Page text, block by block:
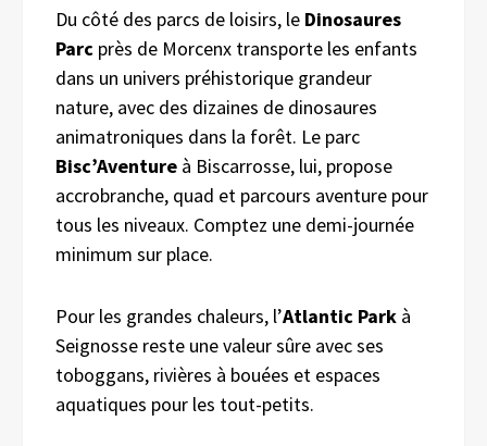
Du côté des parcs de loisirs, le Dinosaures
Parc près de Morcenx transporte les enfants
dans un univers préhistorique grandeur
nature, avec des dizaines de dinosaures
animatroniques dans la forêt. Le parc
Bisc’Aventure à Biscarrosse, lui, propose
accrobranche, quad et parcours aventure pour
tous les niveaux. Comptez une demi-journée
minimum sur place.
Pour les grandes chaleurs, l’Atlantic Park à
Seignosse reste une valeur sûre avec ses
toboggans, rivières à bouées et espaces
aquatiques pour les tout-petits.